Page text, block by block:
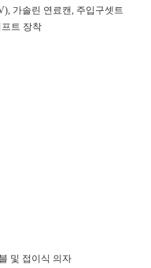
가솔린 연료캔, 주입구셋트
트 장착
및 접이식 의자